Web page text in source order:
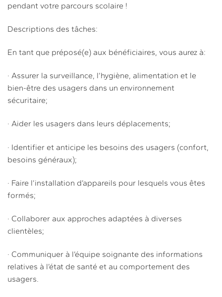
pendant votre parcours scolaire !
Descriptions des tâches:
En tant que préposé(e) aux bénéficiaires, vous aurez à:
· Assurer la surveillance, l’hygiène, alimentation et le
bien-être des usagers dans un environnement
sécuritaire;
· Aider les usagers dans leurs déplacements;
· Identifier et anticipe les besoins des usagers (confort,
besoins généraux);
· Faire l’installation d’appareils pour lesquels vous êtes
formés;
· Collaborer aux approches adaptées à diverses
clientèles;
· Communiquer à l’équipe soignante des informations
relatives à l’état de santé et au comportement des
usagers.